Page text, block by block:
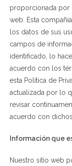
proporcionada por
web. Esta
los datos de sus
campos de
identificado, lo
acuerdo con los
esta Política de
actualizada por lo
revisar
acuerdo con
Información que
Nuestro sitio web